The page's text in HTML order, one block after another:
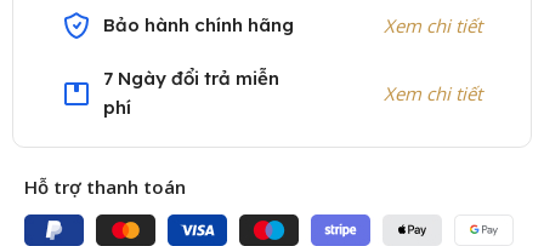
Bảo hành chính hãng Xem chi tiết
7 Ngày đổi trả miễn
phí
Xem chi tiết
Hỗ trợ thanh toán